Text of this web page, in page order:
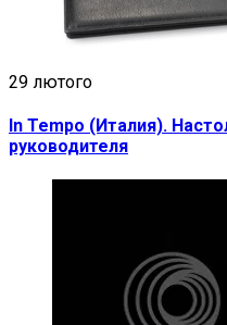
29 лютого
In Tempo (Италия).
руководителя